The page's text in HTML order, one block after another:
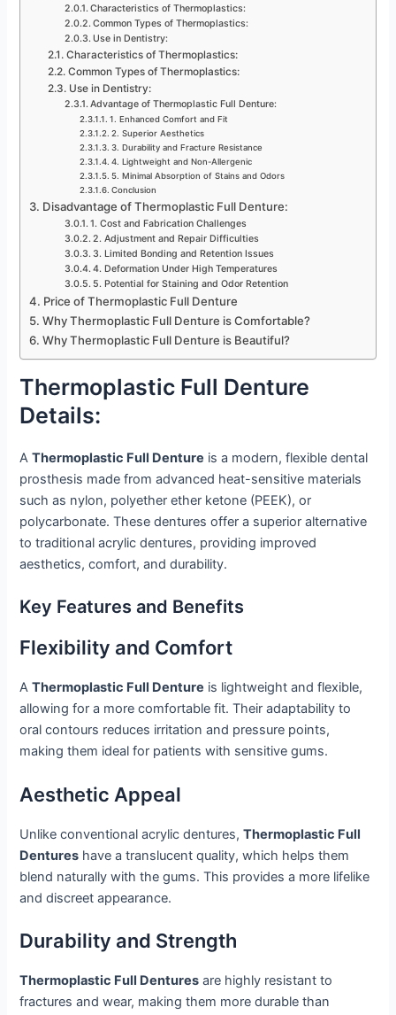
Characteristics of Thermoplastics:
Common Types of Thermoplastics:
Use in Dentistry:
Characteristics of Thermoplastics:
Common Types of Thermoplastics:
Use in Dentistry:
Advantage of Thermoplastic Full Denture:
1. Enhanced Comfort and Fit
2. Superior Aesthetics
3. Durability and Fracture Resistance
4. Lightweight and Non-Allergenic
5. Minimal Absorption of Stains and Odors
Conclusion
Disadvantage of Thermoplastic Full Denture:
1. Cost and Fabrication Challenges
2. Adjustment and Repair Difficulties
3. Limited Bonding and Retention Issues
4. Deformation Under High Temperatures
5. Potential for Staining and Odor Retention
Price of Thermoplastic Full Denture
Why Thermoplastic Full Denture is Comfortable?
Why Thermoplastic Full Denture is Beautiful?
Thermoplastic Full Denture
Details:
AThermoplastic Full Denture is a modern, flexible dental
prosthesis made from advanced heat-sensitive materials
such as nylon, polyether ether ketone (PEEK), or
polycarbonate. These dentures offer a superior alternative
to traditional acrylic dentures, providing improved
aesthetics, comfort, and durability.
Key Features and Benefits
Flexibility and Comfort
AThermoplastic Full Denture is lightweight and flexible,
allowing for a more comfortable fit. Their adaptability to
oral contours reduces irritation and pressure points,
making them ideal for patients with sensitive gums.
Aesthetic Appeal
Unlike conventional acrylic dentures,Thermoplastic Full
Dentures have a translucent quality, which helps them
blend naturally with the gums. This provides a more lifelike
and discreet appearance.
Durability and Strength
Thermoplastic Full Dentures are highly resistant to
fractures and wear, making them more durable than